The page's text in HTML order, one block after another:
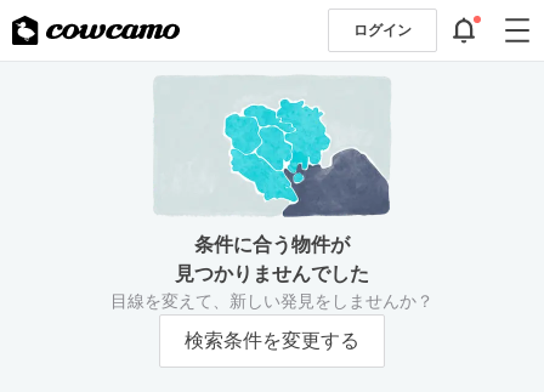
ログイン
条件に合う物件が
見つかりませんでした
目線を変えて、新しい発見をしませんか？
検索条件を変更する